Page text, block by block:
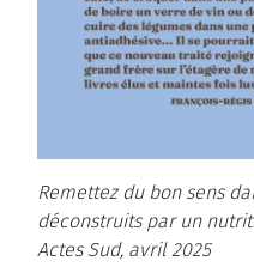
Remettez du bon sens
déconstruits par un
Actes Sud, avril 2025